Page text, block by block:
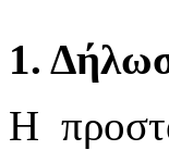
1.
H